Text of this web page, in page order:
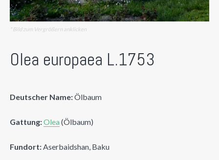
* Bild zum Vergrößern anklicken
Olea europaea L.1753
Deutscher Name:Ölbaum
Gattung:Olea (Ölbaum)
Fundort:Aserbaidshan, Baku